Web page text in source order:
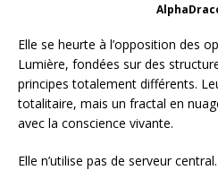
Elle se heurte à l’opposition des
Lumière, fondées sur des
principes totalement différents.
totalitaire, mais un fractal en
avec la conscience vivante.
Elle n’utilise pas de serveur